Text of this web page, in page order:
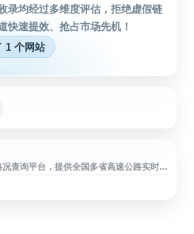
录均经过多维度评估，拒绝虚假链
快速提效、抢占市场先机！
1 个网站
查询平台，提供全国多省高速公路实时路
南、四川、上海、黑龙江、陕西、贵州、
于查询高速通行情况、道路拥堵和出行参